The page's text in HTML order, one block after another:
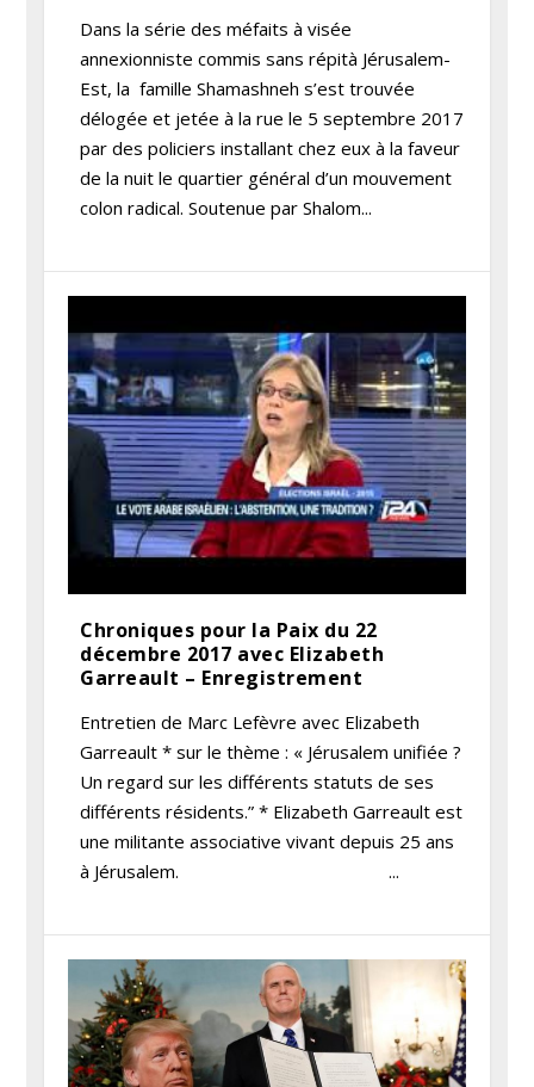
Dans la série des méfaits à visée
annexionniste commis sans répità Jérusalem-
Est, la famille Shamashneh s’est trouvée
délogée et jetée à la rue le 5 septembre 2017
par des policiers installant chez eux à la faveur
de la nuit le quartier général d’un mouvement
colon radical. Soutenue par Shalom...
Chroniques pour la Paix du 22
décembre 2017 avec Elizabeth
Garreault – Enregistrement
Entretien de Marc Lefèvre avec Elizabeth
Garreault * sur le thème : « Jérusalem unifiée ?
Un regard sur les différents statuts de ses
différents résidents.” * Elizabeth Garreault est
une militante associative vivant depuis 25 ans
à Jérusalem. ...